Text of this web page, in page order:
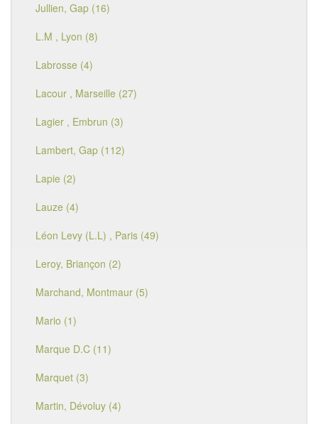
Jullien, Gap (16)
L.M , Lyon (8)
Labrosse (4)
Lacour , Marseille (27)
Lagier , Embrun (3)
Lambert, Gap (112)
Lapie (2)
Lauze (4)
Léon Levy (L.L) , Paris (49)
Leroy, Briançon (2)
Marchand, Montmaur (5)
Mario (1)
Marque D.C (11)
Marquet (3)
Martin, Dévoluy (4)